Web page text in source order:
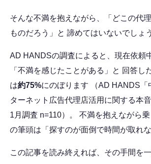
そんな不満を抱えながら、「どこの代
ものだろう」と 諦めてはいないでしょ
AD HANDSの調査によると、現在依頼
「不満を感じたことがある」と 回答し
は約75%にのぼります （AD HANDS「
ターネット広告代理店活用に関する本
1月調査 n=110）。 不満を抱えながら
の筆頭は「探すのが面倒で時間が取れな
この記事を読み終えれば、その手間を